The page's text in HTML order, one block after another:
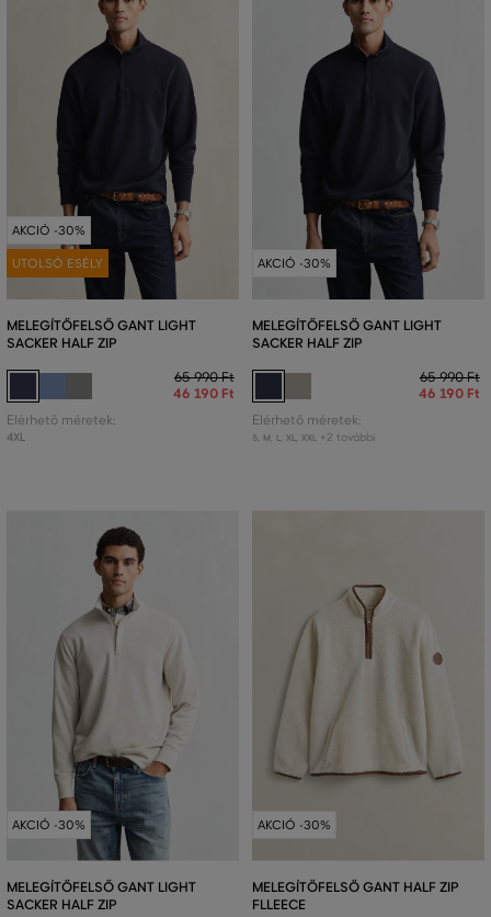
AKCIÓ -30%
UTOLSÓ ESÉLY
MELEGÍTŐFELSŐ GANT LIGHT
SACKER HALF ZIP
65 990 Ft
46 190 Ft
Elérhető méretek:
4XL
AKCIÓ -30%
MELEGÍTŐFELSŐ GANT LIGHT
SACKER HALF ZIP
65 990 Ft
46 190 Ft
Elérhető méretek:
S, M L XL XXL +2 további
AKCIÓ -30%
MELEGÍTŐFELSŐ GANT LIGHT
SACKER HALF ZIP
AKCIÓ -30%
MELEGÍTŐFELSŐ GANT HALF ZIP
FLLEECE